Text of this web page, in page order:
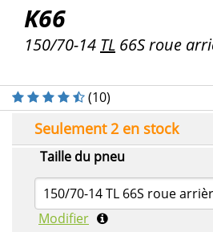
K66
150/70-14 TL 66S roue
Taille du pneu
150/70-14 TL 66S roue
Modifier
Seulement 2 en stock
(10)